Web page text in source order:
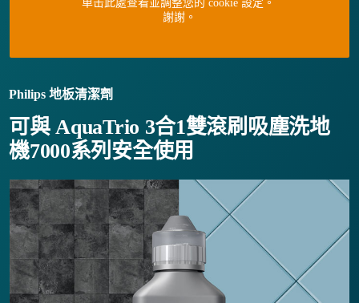
单击此處查看並調整您的 cookie 設定。
謝謝。
Philips 地板清潔劑
可與 AquaTrio 3合1雙滾刷吸塵洗地
機7000系列安全使用